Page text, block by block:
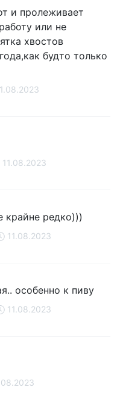
и пролеживает
или не
хвостов
будто только
11.08.2023
редко)))
11.08.2023
особенно к пиву
11.08.2023